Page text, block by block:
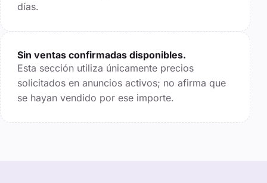
días.
Sin ventas confirmadas disponibles.
Esta sección utiliza únicamente precios
solicitados en anuncios activos; no afirma que
se hayan vendido por ese importe.